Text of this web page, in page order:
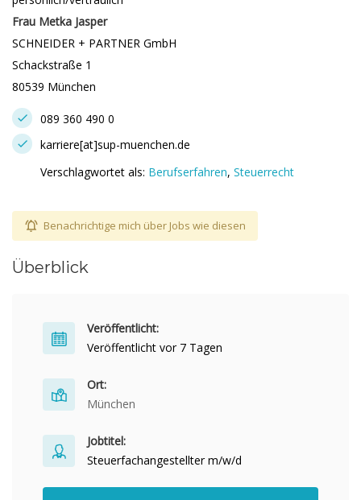
Frau Metka Jasper
SCHNEIDER + PARTNER GmbH
Schackstraße 1
80539 München
089 360 490 0
karriere[at]sup-muenchen.de
Verschlagwortet als: Berufserfahren, Steuerrecht
Benachrichtige mich über Jobs wie diesen
Überblick
Veröffentlicht:
Veröffentlicht vor 7 Tagen
Ort:
München
Jobtitel:
Steuerfachangestellter m/w/d